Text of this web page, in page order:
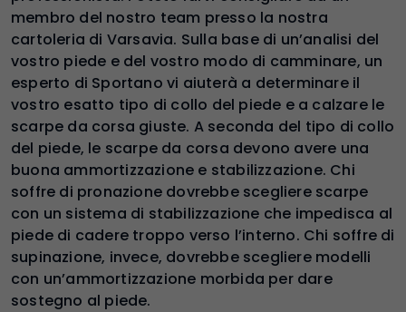
membro del nostro team presso la nostra
cartoleria di Varsavia. Sulla base di un’analisi del
vostro piede e del vostro modo di camminare, un
esperto di Sportano vi aiuterà a determinare il
vostro esatto tipo di collo del piede e a calzare le
scarpe da corsa giuste. A seconda del tipo di collo
del piede, le scarpe da corsa devono avere una
buona ammortizzazione e stabilizzazione. Chi
soffre di pronazione dovrebbe scegliere scarpe
con un sistema di stabilizzazione che impedisca al
piede di cadere troppo verso l’interno. Chi soffre di
supinazione, invece, dovrebbe scegliere modelli
con un’ammortizzazione morbida per dare
sostegno al piede.